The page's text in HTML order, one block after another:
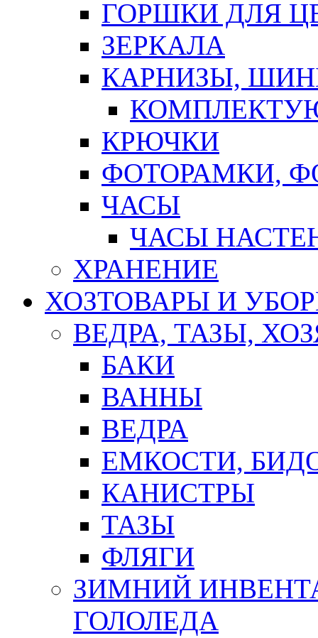
ГОРШКИ ДЛЯ
ЗЕРКАЛА
КАРНИЗЫ,
КРЮЧКИ
ФОТОРАМКИ,
ЧАСЫ
ЧАСЫ
ХРАНЕНИЕ
ХОЗТОВАРЫ И
ВЕДРА, ТАЗЫ,
БАКИ
ВАННЫ
ВЕДРА
ЕМКОСТИ,
КАНИСТРЫ
ТАЗЫ
ФЛЯГИ
ЗИМНИЙ
ГОЛОЛЕДА